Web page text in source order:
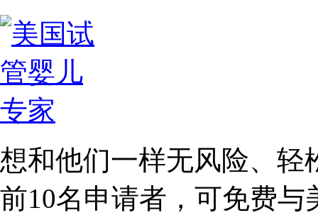
想和他们一样无风险、轻
前10名申请者，可免费与